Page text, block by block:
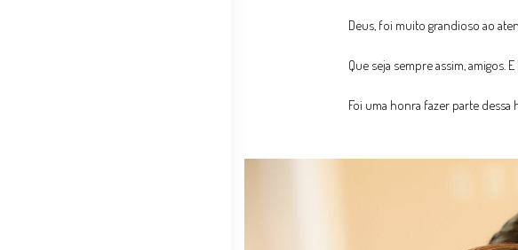
Deus, foi muito grandioso ao
Que seja sempre assim, amigos.
Foi uma honra fazer parte